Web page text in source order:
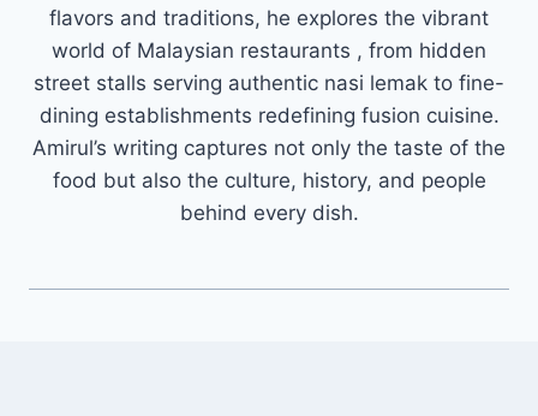
flavors and traditions, he explores the vibrant
world of Malaysian restaurants , from hidden
street stalls serving authentic nasi lemak to fine-
dining establishments redefining fusion cuisine.
Amirul’s writing captures not only the taste of the
food but also the culture, history, and people
behind every dish.